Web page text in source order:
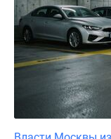
поселки
водоема
Коттеджные
ипотеку
Бизнес-